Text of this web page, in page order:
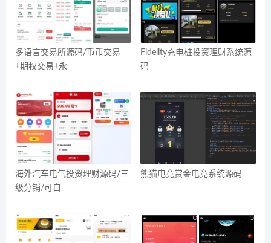
多语言交易所源码/币币交易
+期权交易+永
Fidelity充电桩投资理财系统源
码
海外汽车电气投资理财源码/三
级分销/可自
熊猫电竞赏金电竞系统源码